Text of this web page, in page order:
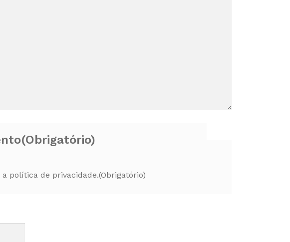
(Obrigatório)
política de privacidade.(Obrigatório)